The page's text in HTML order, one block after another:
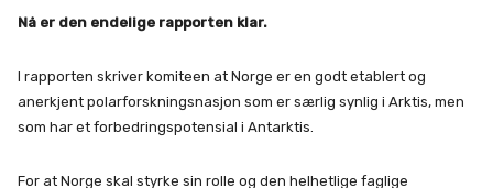
Nå er den endelige rapporten klar.
I rapporten skriver komiteen at Norge er en godt etablert og
anerkjent polarforskningsnasjon som er særlig synlig i Arktis, men
som har et forbedringspotensial i Antarktis.
For at Norge skal styrke sin rolle og den helhetlige faglige